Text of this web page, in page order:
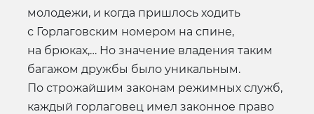
молодежи, и когда пришлось ходить
с Горлаговским номером на спине,
на брюках,… Но значение владения таким
багажом дружбы было уникальным.
По строжайшим законам режимных служб,
каждый горлаговец имел законное право